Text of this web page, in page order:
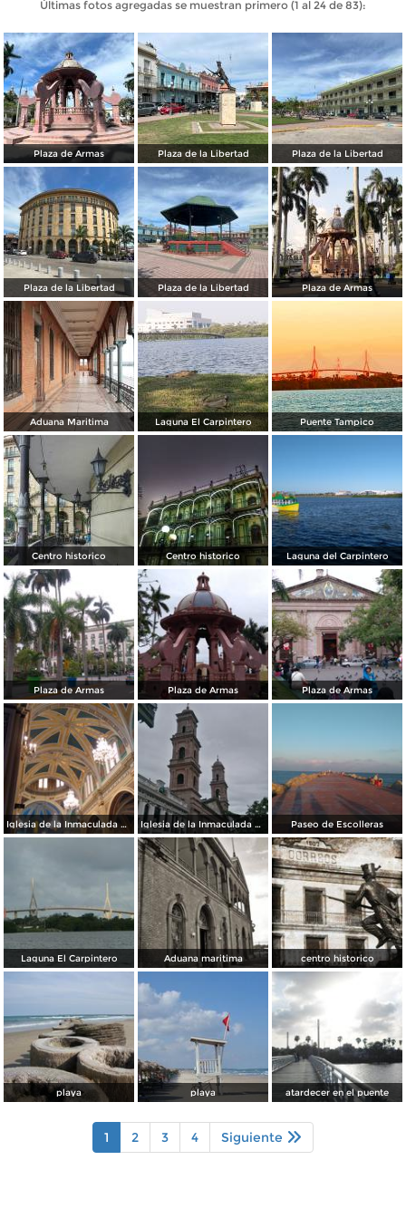
Últimas fotos agregadas se muestran primero (1 al 24 de 83):
Plaza de Armas Plaza de la Libertad Plaza de la Libertad
Plaza de la Libertad Plaza de la Libertad Plaza de Armas
Aduana Maritima Laguna El Carpintero Puente Tampico
Centro historico Centro historico Laguna del Carpintero
Plaza de Armas Plaza de Armas Plaza de Armas
Iglesia de la Inmaculada Concepción Iglesia de la Inmaculada Concepción Paseo de Escolleras
Laguna El Carpintero Aduana maritima centro historico
playa playa atardecer en el puente
1 2 3 4 Siguiente